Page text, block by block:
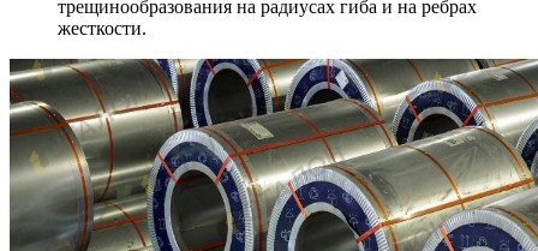
трещинообразования на радиусах гиба и на ребрах
жесткости.